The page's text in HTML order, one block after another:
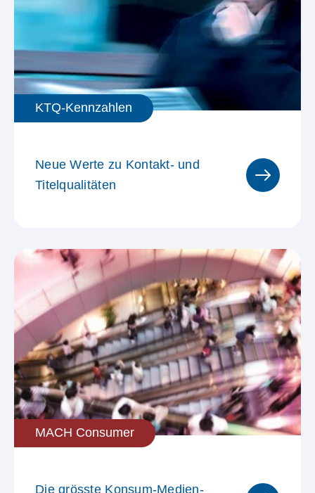
Reglement MACH-
Forschungssystem
Sondergebiet Südostschweiz
Sondergebiet Mittelland
Nordwestschweiz
Sondergebiet Millionen-Zürich
Consumo Verteilgebiet
Zusammengefasste
Kommunikationsräume
KTQ-Kennzahlen
Neue Werte zu Kontakt- und
Titelqualitäten
MACH Consumer
Die grösste Konsum-Medien-